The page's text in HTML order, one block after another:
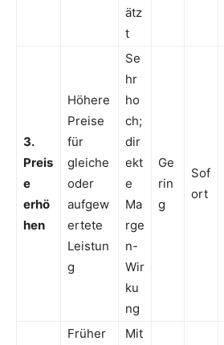
ätz
t
3.
Preis
e
erhö
hen
Höhere
Preise
für
gleiche
oder
aufgew
ertete
Leistun
g
Se
hr
ho
ch;
dir
ekt
e
Ma
rge
n-
Wir
ku
ng
Ge
rin
g
Sof
ort
Früher
Mit